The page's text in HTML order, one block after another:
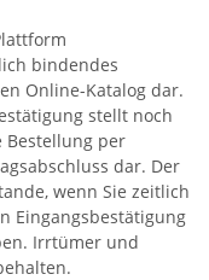
bindendes
Online-Katalog dar.
stellt noch
Bestellung per
dar. Der
wenn Sie zeitlich
Eingangsbestätigung
Irrtümer und